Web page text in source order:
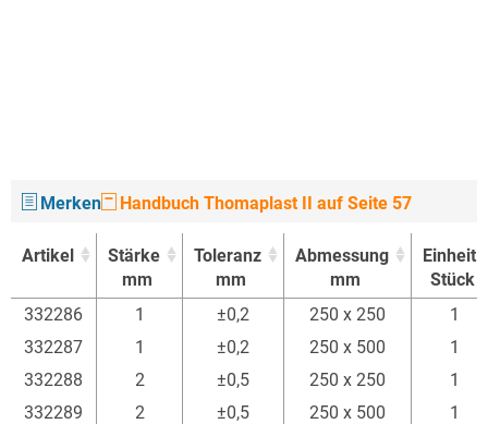
Merken Handbuch Thomaplast II auf Seite 57
Artikel
Stärke
mm
Toleranz
mm
Abmessung
mm
Einheit
Stück
Artikel
Stärke
Toleranz
Abmessung
Einheit
332286 1 ±0,2 250 x 250
1
332287
1 ±0,2 250 x 500
1
332288
2 ±0,5 250 x 250
1
332289
2 ±0,5 250 x 500
1